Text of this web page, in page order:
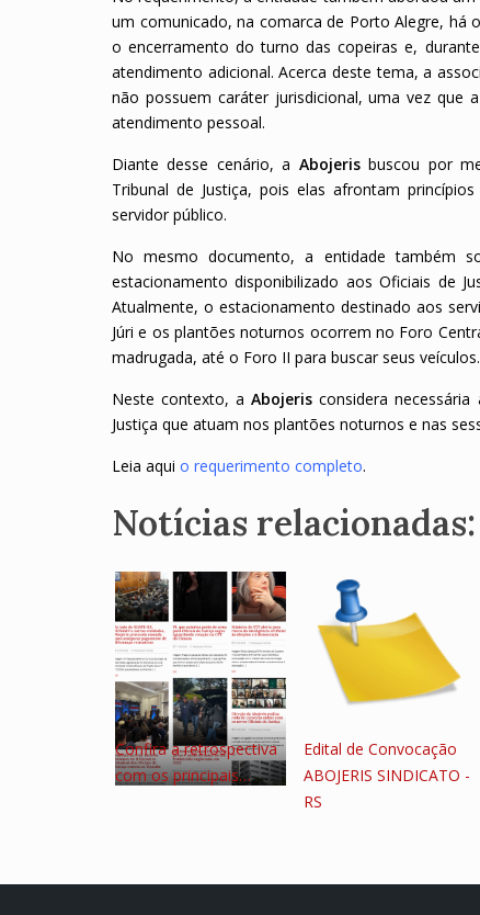
um comunicado, na comarca de Porto Alegre, há
o encerramento do turno das copeiras e,
atendimento adicional. Acerca deste tema, a
não possuem caráter jurisdicional, uma vez que
atendimento pessoal.
Diante desse cenário, a Abojerisbuscou por
Tribunal de Justiça, pois elas afrontam
servidor público.
No mesmo documento, a entidade também
estacionamento disponibilizado aos Oficiais de
Atualmente, o estacionamento destinado aos
Júri e os plantões noturnos ocorrem no Foro
madrugada, até o Foro II para buscar seus veículos.
Neste contexto, aAbojerisconsidera
Justiça que atuam nos plantões noturnos e nas
Leia aqui o requerimento completo.
Notícias relacionadas:
Confira a retrospectiva
com os principais…
Edital de Convocação
ABOJERIS SINDICATO -
RS